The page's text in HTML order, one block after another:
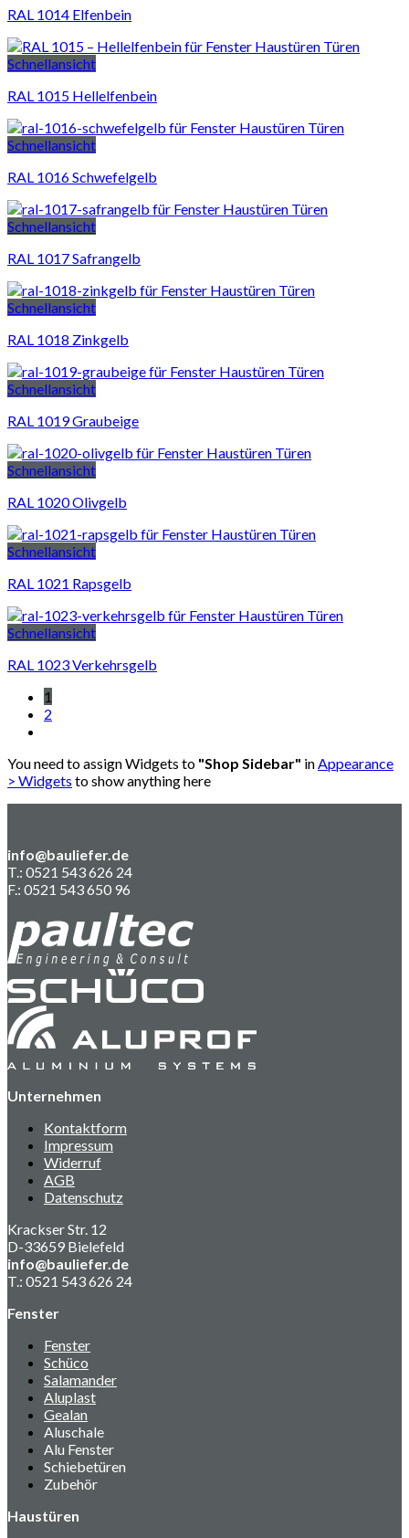
RAL 1014 Elfenbein
Schnellansicht
RAL 1015 Hellelfenbein
Schnellansicht
RAL 1016 Schwefelgelb
Schnellansicht
RAL 1017 Safrangelb
Schnellansicht
RAL 1018 Zinkgelb
Schnellansicht
RAL 1019 Graubeige
Schnellansicht
RAL 1020 Olivgelb
Schnellansicht
RAL 1021 Rapsgelb
Schnellansicht
RAL 1023 Verkehrsgelb
1
2
You need to assign Widgets to "Shop Sidebar" inAppearance
> Widgets to show anything here
info@bauliefer.de
T.: 0521 543 626 24
F.: 0521 543 650 96
Unternehmen
Kontaktform
Impressum
Widerruf
AGB
Datenschutz
Krackser Str. 12
D-33659 Bielefeld
info@bauliefer.de
T.: 0521 543 626 24
Fenster
Fenster
Schüco
Salamander
Aluplast
Gealan
Aluschale
Alu Fenster
Schiebetüren
Zubehör
Haustüren